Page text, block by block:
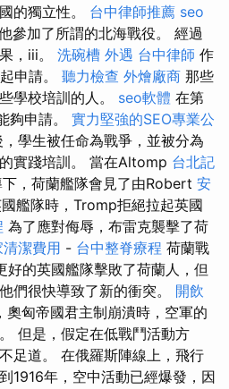
的獨立性。 台中律師推薦 seo
參加了所謂的北海戰役。 經過
，iii。 洗碗槽 外遇 台中律師 作
申請。 聽力檢查 外燴廠商 那些
學校培訓的人。 seo軟體 在第
夠申請。 實力堅強的SEO專業公
學生被任命為戰爭，並被分為
實踐培訓。 當在Altomp 台北記
，荷蘭艦隊會見了由Robert 安
艦隊時，Tromp拒絕拉起英國
為了應對侮辱，布雷克襲擊了荷
清潔費用 - 台中整脊療程 荷蘭戰
好的英國艦隊擊敗了荷蘭人，但
們很快導致了新的衝突。 開飲
奧匈帝國君主制崩潰時，空軍的
但是，假定在低戰鬥活動方
足道。 在俄羅斯陣線上，飛行
1916年，空中活動已經爆發，因